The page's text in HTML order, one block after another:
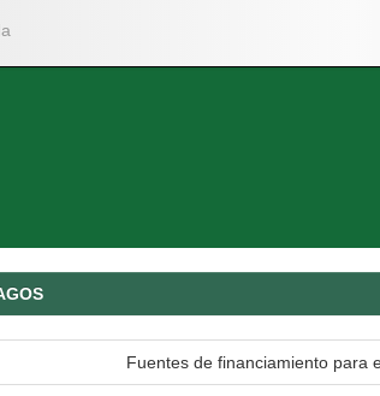
Fuentes de financiamiento para